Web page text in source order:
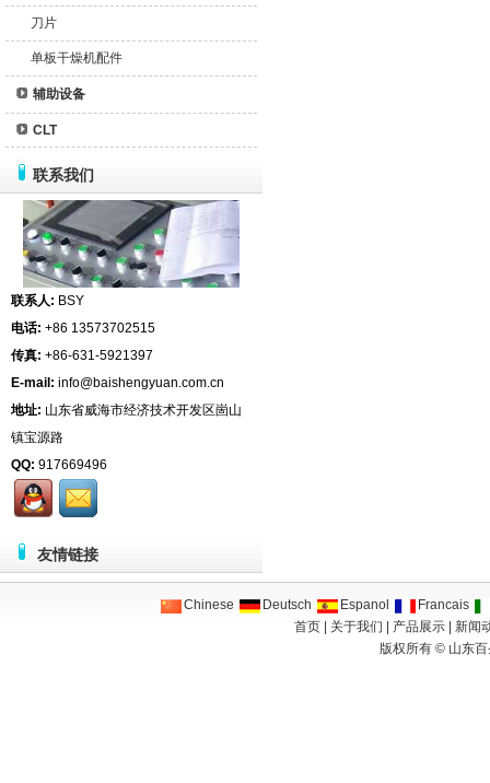
刀片
单板干燥机配件
辅助设备
CLT
联系我们
联系人: BSY
电话: +86 13573702515
传真: +86-631-5921397
E-mail: info@baishengyuan.com.cn
地址: 山东省威海市经济技术开发区崮山
镇宝源路
QQ: 917669496
友情链接
Chinese Deutsch Espanol
Francais
首页
关于我们 产品展示
新闻
版权所有 © 山东